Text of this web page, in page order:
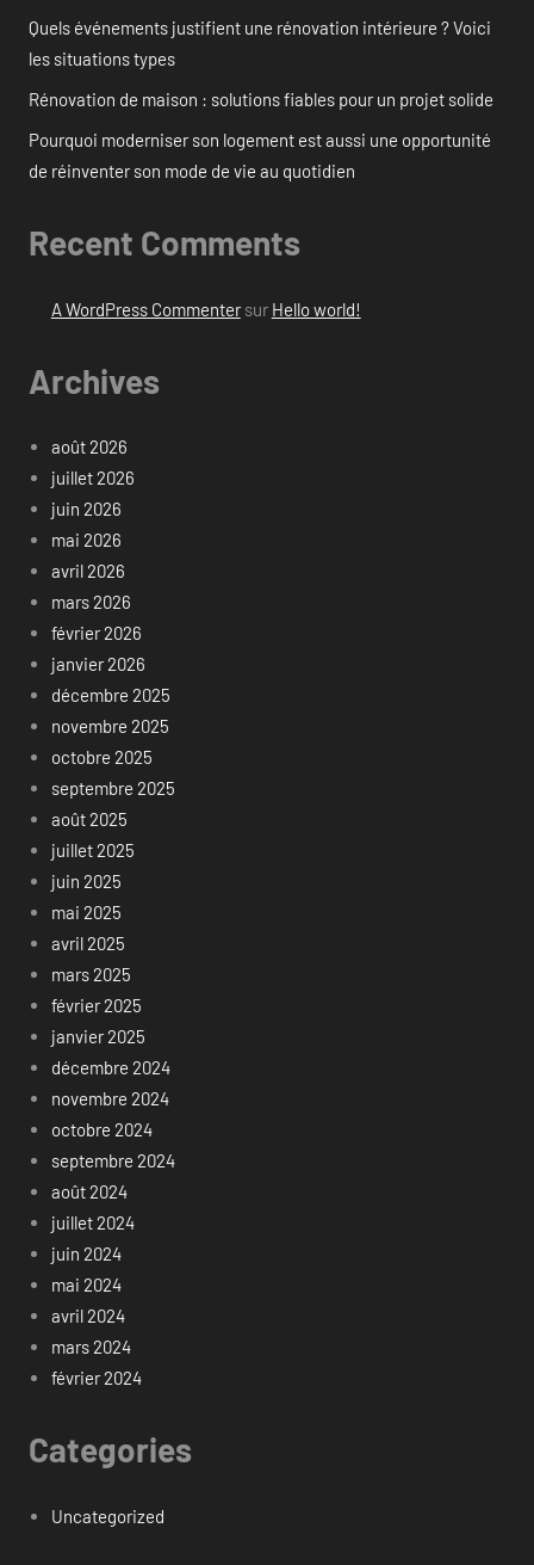
Quels événements justifient une rénovation intérieure ? Voici
les situations types
Rénovation de maison : solutions fiables pour un projet solide
Pourquoi moderniser son logement est aussi une opportunité
de réinventer son mode de vie au quotidien
Recent Comments
A WordPress Commentersur Hello world!
Archives
août 2026
juillet 2026
juin 2026
mai 2026
avril 2026
mars 2026
février 2026
janvier 2026
décembre 2025
novembre 2025
octobre 2025
septembre 2025
août 2025
juillet 2025
juin 2025
mai 2025
avril 2025
mars 2025
février 2025
janvier 2025
décembre 2024
novembre 2024
octobre 2024
septembre 2024
août 2024
juillet 2024
juin 2024
mai 2024
avril 2024
mars 2024
février 2024
Categories
Uncategorized